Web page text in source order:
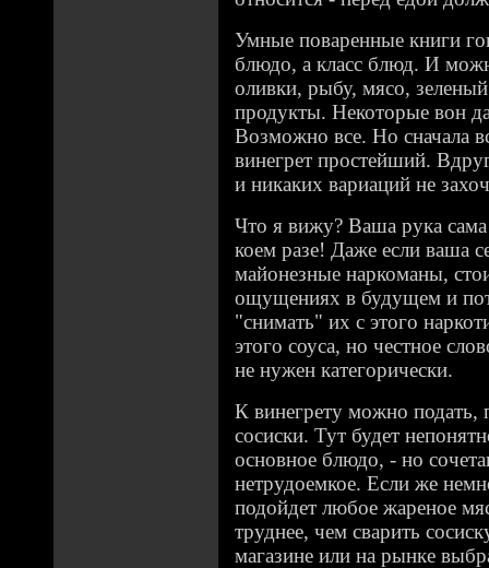
Умные поваренные книги
блюдо, а класс блюд. И
оливки, рыбу, мясо,
продукты. Некоторые вон
Возможно все. Но сначала
винегрет простейший.
и никаких вариаций не
Что я вижу? Ваша рука
коем разе! Даже если ваша
майонезные наркоманы,
ощущениях в будущем и
"снимать" их с этого
этого соуса, но честное
не нужен категорически.
К винегрету можно подать,
сосиски. Тут будет
основное блюдо, - но
нетрудоемкое. Если же
подойдет любое жареное
труднее, чем сварить
магазине или на рынке